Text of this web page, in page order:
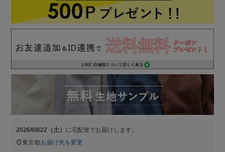
2026/08/22（土） に 宅配便でお届けします。
東京都お届け先を変更